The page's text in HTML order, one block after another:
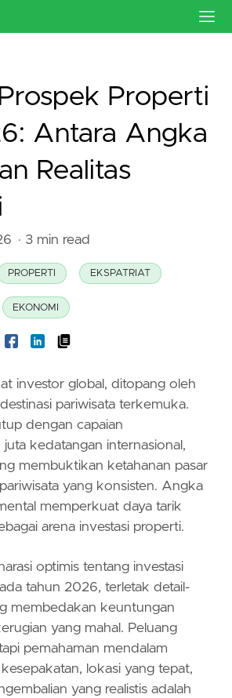
Properti
Antara Angka
Realitas
· 3 min read
PROPERTI EKSPATRIAT
EKONOMI
investor global, ditopang oleh
pariwisata terkemuka.
dengan capaian
kedatangan internasional,
membuktikan ketahanan pasar
yang konsisten. Angka
memperkuat daya tarik
arena investasi properti.
optimis tentang investasi
tahun 2026, terletak detail-
membedakan keuntungan
yang mahal. Peluang
pemahaman mendalam
lokasi yang tepat,
yang realistis adalah